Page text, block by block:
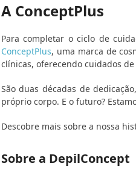
A ConceptPlus
Para completar o ciclo de
ConceptPlus, uma marca de
clínicas, oferecendo cuidados
São duas décadas de
próprio corpo. E o futuro?
Descobre mais sobre a nossa
Sobre a DepilConcept